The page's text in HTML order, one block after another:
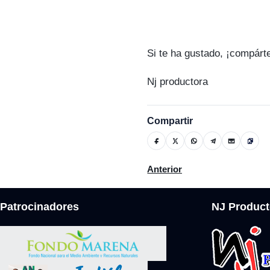
Si te ha gustado,
Nj productora
Compartir
Artículo anterior: Adogranja
Anterior
Patrocinadores NJ